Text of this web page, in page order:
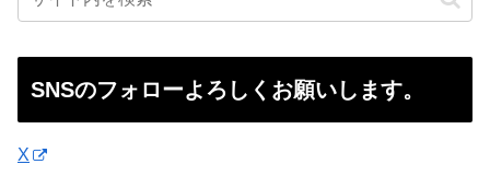
SNSのフォローよろしくお願いします。
X